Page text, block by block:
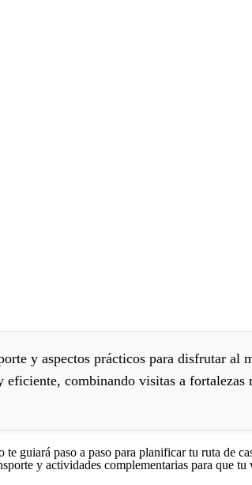
y aspectos prácticos para disfrutar al
combinando visitas a fortalezas
guiará paso a paso para planificar tu ruta de
y actividades complementarias para que